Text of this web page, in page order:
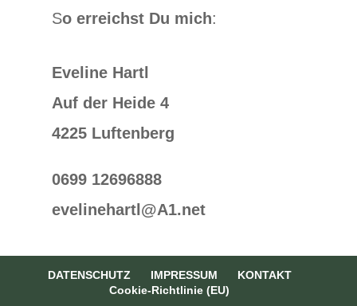
So erreichst Du mich:
Eveline Hartl
Auf der Heide 4
4225 Luftenberg
0699 12696888
evelinehartl@A1.net
DATENSCHUTZ IMPRESSUM
KONTAKT
Cookie-Richtlinie (EU)